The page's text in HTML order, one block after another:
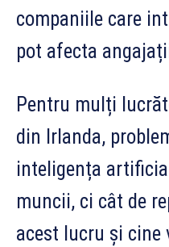
companiile care
pot afecta
Pentru mulți
din Irlanda,
inteligența
muncii, ci cât de
acest lucru și